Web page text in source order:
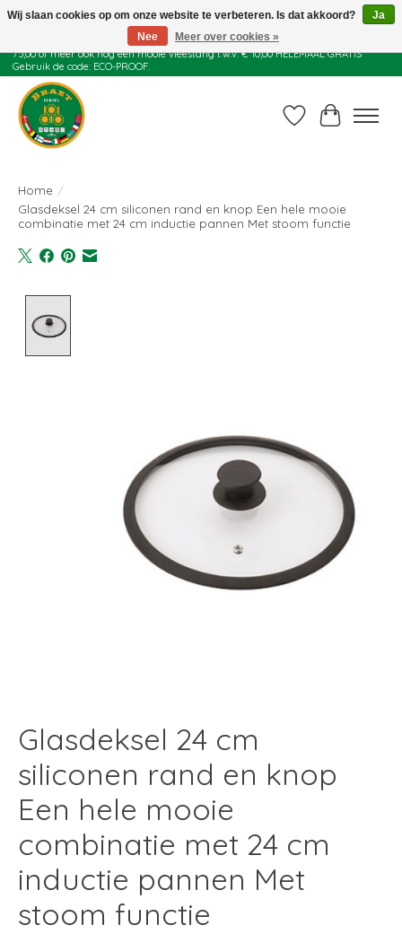
Juli actie: 10% korting op alle ECO-PROOF pannen en bij een bestelling van €
75,00 of meer ook nog een mooie vleestang t.w.v. € 10,00 HELEMAAL GRATIS
Gebruik de code: ECO-PROOF.
Verlanglijst
Home /
Glasdeksel 24 cm siliconen rand en knop Een hele mooie
combinatie met 24 cm inductie pannen Met stoom functie
Glasdeksel 24 cm
siliconen rand en knop
Een hele mooie
combinatie met 24 cm
inductie pannen Met
stoom functie
Wij slaan cookies op om onze website te verbeteren. Is dat akkoord?
Ja
Nee
Meer over cookies »